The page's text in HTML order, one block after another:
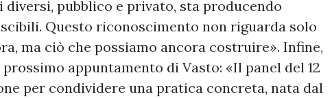
pubblico e privato, sta producendo
Questo riconoscimento non riguarda solo
ma ciò che possiamo ancora costruire». Infine,
appuntamento di Vasto: «Il panel del 12
per condividere una pratica concreta, nata dal